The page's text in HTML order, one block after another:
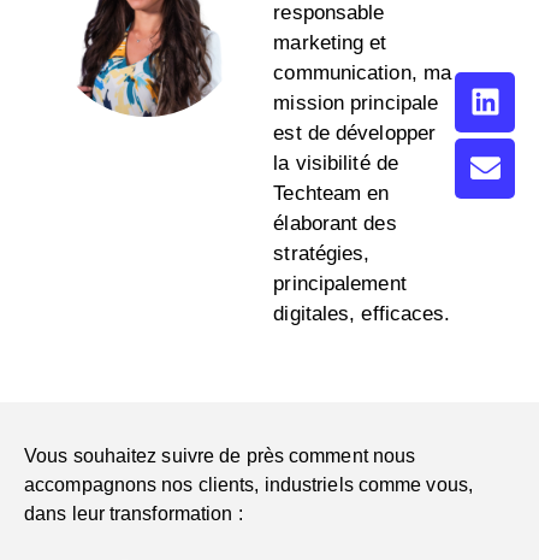
responsable
marketing et
communication, ma
mission principale
est de développer
la visibilité de
Techteam en
élaborant des
stratégies,
principalement
digitales, efficaces.
Vous souhaitez suivre de près comment nous
accompagnons nos clients, industriels comme vous,
dans leur transformation :